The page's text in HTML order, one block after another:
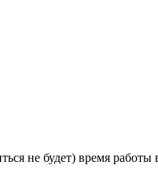
не будет) время